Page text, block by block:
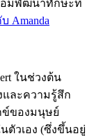
อมพัฒนาทักษะที่
Amanda
ในช่วงต้น
และความรู้สึก
ข์ของมนุษย์
วเอง (ซึ่งขึ้นอยู่